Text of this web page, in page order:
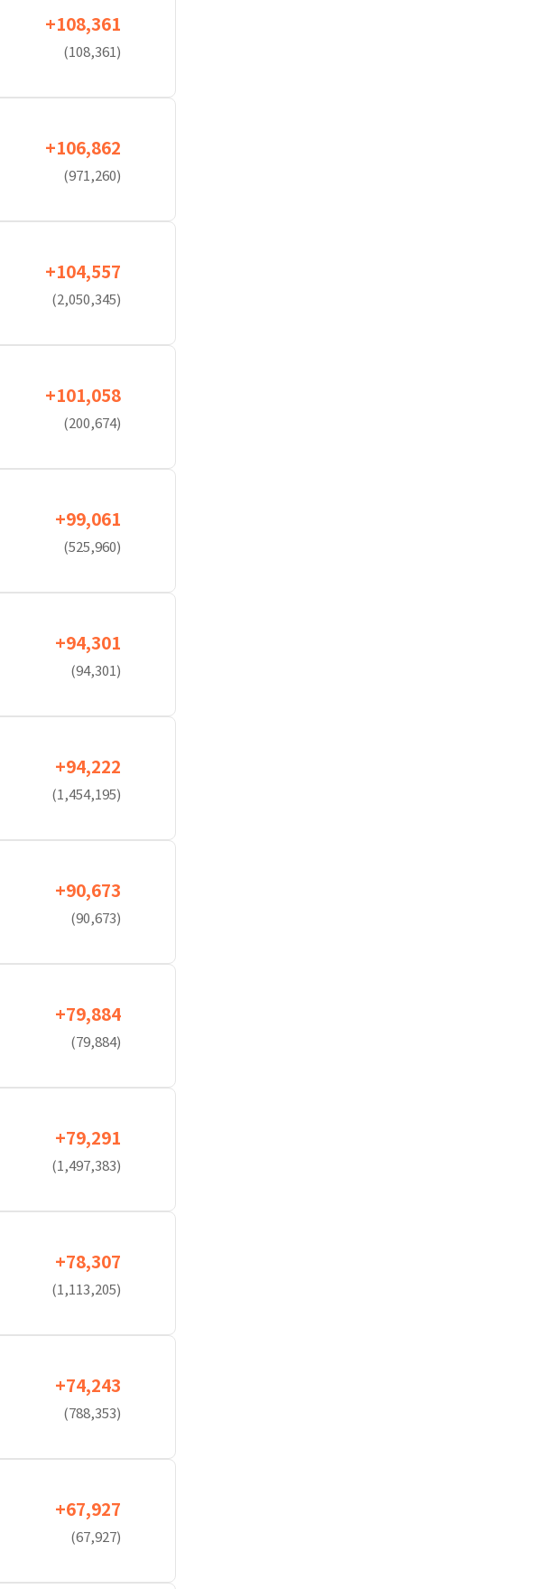
+108,361
(108,361)
+106,862
(971,260)
+104,557
(2,050,345)
+101,058
(200,674)
+99,061
(525,960)
+94,301
(94,301)
+94,222
(1,454,195)
+90,673
(90,673)
+79,884
(79,884)
+79,291
(1,497,383)
+78,307
(1,113,205)
+74,243
(788,353)
+67,927
(67,927)